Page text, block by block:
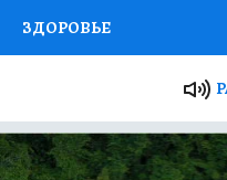
ЗДОРОВЬЕ
Я ЗНАЮ СЕМЬЯ